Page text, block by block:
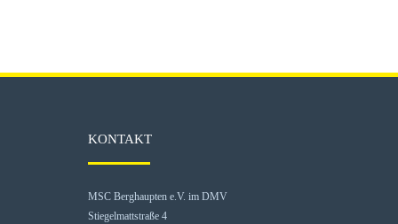
KONTAKT
MSC Berghaupten e.V. im DMV
Stiegelmattstraße 4